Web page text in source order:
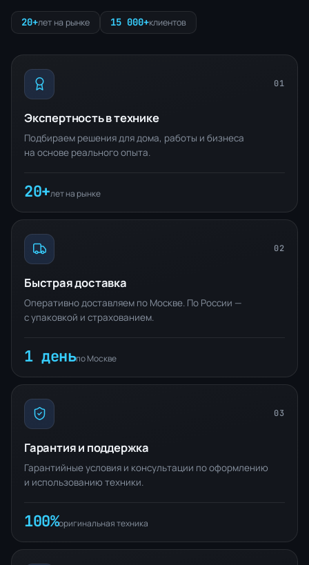
20+лет на рынке 15 000+клиентов
01
Экспертность в технике
Подбираем решения для дома, работы и бизнеса
на основе реального опыта.
20+лет на рынке
02
Быстрая доставка
Оперативно доставляем по Москве. По России —
с упаковкой и страхованием.
1 деньпо Москве
03
Гарантия и поддержка
Гарантийные условия и консультации по оформлению
и использованию техники.
100%оригинальная техника